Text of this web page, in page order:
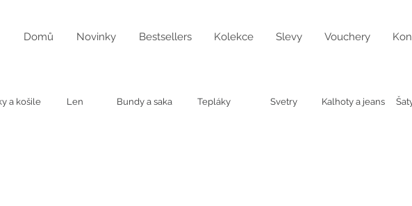
Domů Novinky Bestsellers Kolekce Slevy Vouchery
a košile Len Bundy a saka Tepláky Svetry Kalhoty a jeans